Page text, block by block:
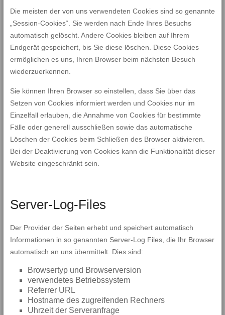
Die meisten der von uns verwendeten Cookies sind so genannte
„Session-Cookies“. Sie werden nach Ende Ihres Besuchs
automatisch gelöscht. Andere Cookies bleiben auf Ihrem
Endgerät gespeichert, bis Sie diese löschen. Diese Cookies
ermöglichen es uns, Ihren Browser beim nächsten Besuch
wiederzuerkennen.
Sie können Ihren Browser so einstellen, dass Sie über das
Setzen von Cookies informiert werden und Cookies nur im
Einzelfall erlauben, die Annahme von Cookies für bestimmte
Fälle oder generell ausschließen sowie das automatische
Löschen der Cookies beim Schließen des Browser aktivieren.
Bei der Deaktivierung von Cookies kann die Funktionalität dieser
Website eingeschränkt sein.
Server-Log-Files
Der Provider der Seiten erhebt und speichert automatisch
Informationen in so genannten Server-Log Files, die Ihr Browser
automatisch an uns übermittelt. Dies sind:
Browsertyp und Browserversion
verwendetes Betriebssystem
Referrer URL
Hostname des zugreifenden Rechners
Uhrzeit der Serveranfrage